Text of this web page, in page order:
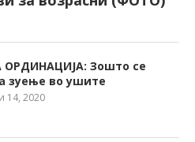
Зошто се
зуење во ушите
14, 2020